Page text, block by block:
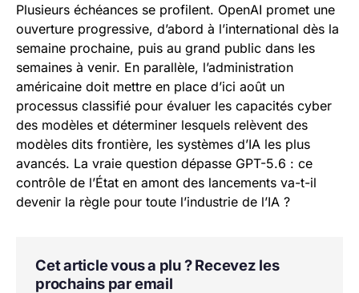
Plusieurs échéances se profilent. OpenAI promet une
ouverture progressive, d’abord à l’international dès la
semaine prochaine, puis au grand public dans les
semaines à venir. En parallèle, l’administration
américaine doit mettre en place d’ici août un
processus classifié pour évaluer les capacités cyber
des modèles et déterminer lesquels relèvent des
modèles dits frontière, les systèmes d’IA les plus
avancés. La vraie question dépasse GPT-5.6 : ce
contrôle de l’État en amont des lancements va-t-il
devenir la règle pour toute l’industrie de l’IA ?
Cet article vous a plu ? Recevez les
prochains par email